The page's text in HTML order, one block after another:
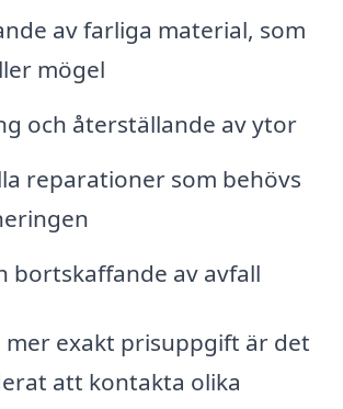
av farliga material, som
mögel
och återställande av ytor
reparationer som behövs
bortskaffande av avfall
mer exakt prisuppgift är det
att kontakta olika